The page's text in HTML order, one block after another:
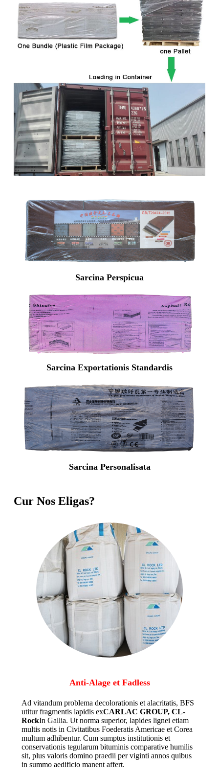
Sarcina Perspicua
Sarcina Exportationis Standardis
Sarcina Personalisata
Cur Nos Eligas?
Anti-Alage et Fadless
Ad vitandum problema decolorationis et alacritatis, BFS
utitur fragmentis lapidis exCARLAC GROUP, CL-
RockIn Gallia. Ut norma superior, lapides lignei etiam
multis notis in Civitatibus Foederatis Americae et Corea
multum adhibentur. Cum sumptus institutionis et
conservationis tegularum bituminis comparative humilis
sit, plus valoris domino praedii per viginti annos quibus
in summo aedificio manent affert.